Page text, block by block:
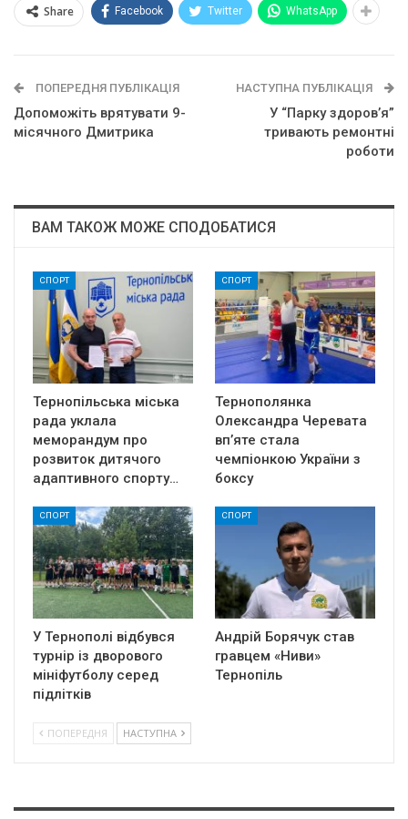
Share Facebook Twitter WhatsApp
ПОПЕРЕДНЯ ПУБЛІКАЦІЯ
Допоможіть врятувати 9-
місячного Дмитрика
НАСТУПНА ПУБЛІКАЦІЯ
У “Пapкy здopoв’я”
тpивaють peмoнтнi
poбoти
ВАМ ТАКОЖ МОЖЕ СПОДОБАТИСЯ
СПОРТ
Тернопільська міська
рада уклала
меморандум про
розвиток дитячого
адаптивного спорту…
СПОРТ
Тернополянка
Олександра Черевата
вп’яте стала
чемпіонкою України з
боксу
СПОРТ
У Тернополі відбувся
турнір із дворового
мініфутболу серед
підлітків
СПОРТ
Андрій Борячук став
гравцем «Ниви»
Тернопіль
ПОПЕРЕДНЯ НАСТУПНА